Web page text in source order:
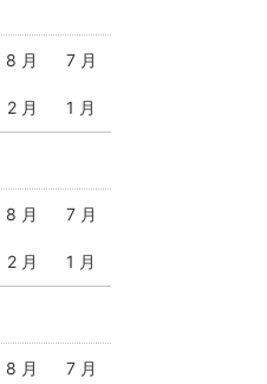
8 月 7 月
2 月 1 月
8 月 7 月
2 月 1 月
8 月 7 月